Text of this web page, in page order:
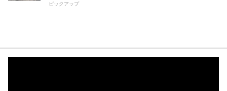
ピックアップ